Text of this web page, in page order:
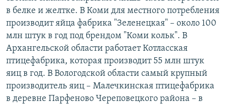
в белке и желтке. В Коми для местного потребления
производит яйца фабрика "Зеленецкая" – около 100
млн штук в год под брендом "Коми кольк". В
Архангельской области работает Котласская
птицефабрика, которая производит 55 млн штук
яиц в год. В Вологодской области самый крупный
производитель яиц – Малечкинская птицефабрика
в деревне Парфеново Череповецкого района – в